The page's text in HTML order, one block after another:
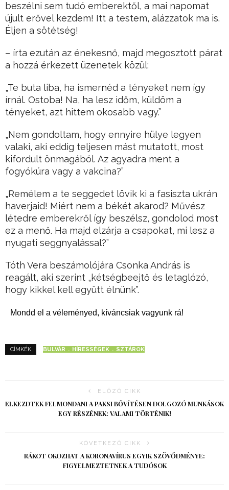
beszélni sem tudó emberektől, a mai napomat
újult erővel kezdem! Itt a testem, alázzatok ma is.
Éljen a sötétség!
– írta ezután az énekesnő, majd megosztott párat
a hozzá érkezett üzenetek közül:
„Te buta liba, ha ismernéd a tényeket nem így
írnál. Ostoba! Na, ha lesz időm, küldöm a
tényeket, azt hittem okosabb vagy.”
„Nem gondoltam, hogy ennyire hülye legyen
valaki, aki eddig teljesen mást mutatott, most
kifordult önmagából. Az agyadra ment a
fogyókúra vagy a vakcina?”
„Remélem a te seggedet lövik ki a fasiszta ukrán
haverjaid! Miért nem a békét akarod? Művész
létedre emberekről így beszélsz, gondolod most
ez a menő. Ha majd elzárja a csapokat, mi lesz a
nyugati seggnyalással?”
Tóth Vera beszámolójára Csonka András is
reagált, aki szerint „kétségbeejtő és letaglózó,
hogy kikkel kell együtt élnünk”.
Mondd el a véleményed, kíváncsiak vagyunk rá!
CÍMKÉK BULVÁR HÍRESSÉGEK SZTÁROK
ELŐZŐ CIKK
ELKEZDTEK FELMONDANI A PAKSI BŐVÍTÉSEN DOLGOZÓ MUNKÁSOK
EGY RÉSZÉNEK: VALAMI TÖRTÉNIK!
KÖVETKEZŐ CIKK
RÁKOT OKOZHAT A KORONAVÍRUS EGYIK SZÖVŐDMÉNYE:
FIGYELMEZTETNEK A TUDÓSOK